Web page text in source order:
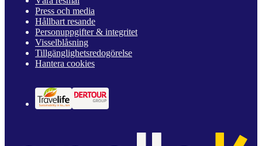
Press och media
Hållbart resande
Personuppgifter & integritet
Visselblåsning
Tillgänglighetsredogörelse
Hantera cookies